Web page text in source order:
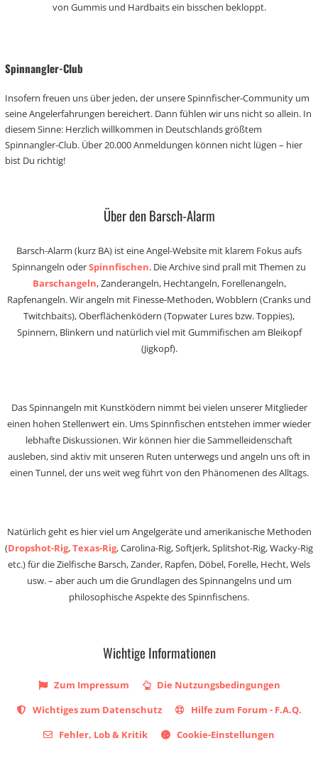
von Gummis und Hardbaits ein bisschen bekloppt.
Spinnangler-Club
Insofern freuen uns über jeden, der unsere Spinnfischer-Community um
seine Angelerfahrungen bereichert. Dann fühlen wir uns nicht so allein. In
diesem Sinne: Herzlich willkommen in Deutschlands größtem
Spinnangler-Club. Über 20.000 Anmeldungen können nicht lügen – hier
bist Du richtig!
Über den Barsch-Alarm
Barsch-Alarm (kurz BA) ist eine Angel-Website mit klarem Fokus aufs
Spinnangeln oderSpinnfischen. Die Archive sind prall mit Themen zu
Barschangeln, Zanderangeln, Hechtangeln, Forellenangeln,
Rapfenangeln. Wir angeln mit Finesse-Methoden, Wobblern (Cranks und
Twitchbaits), Oberflächenködern (Topwater Lures bzw. Toppies),
Spinnern, Blinkern und natürlich viel mit Gummifischen am Bleikopf
(Jigkopf).
Das Spinnangeln mit Kunstködern nimmt bei vielen unserer Mitglieder
einen hohen Stellenwert ein. Ums Spinnfischen entstehen immer wieder
lebhafte Diskussionen. Wir können hier die Sammelleidenschaft
ausleben, sind aktiv mit unseren Ruten unterwegs und angeln uns oft in
einen Tunnel, der uns weit weg führt von den Phänomenen des Alltags.
Natürlich geht es hier viel um Angelgeräte und amerikanische Methoden
(Dropshot-Rig,Texas-Rig, Carolina-Rig, Softjerk, Splitshot-Rig, Wacky-Rig
etc.) für die Zielfische Barsch, Zander, Rapfen, Döbel, Forelle, Hecht, Wels
usw. – aber auch um die Grundlagen des Spinnangelns und um
philosophische Aspekte des Spinnfischens.
Wichtige Informationen
Zum Impressum
Die Nutzungsbedingungen
Wichtiges zum Datenschutz
Hilfe zum Forum - F.A.Q.
Fehler, Lob & Kritik
Cookie-Einstellungen